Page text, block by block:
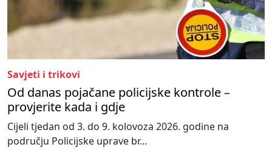
Savjeti i trikovi
Od danas pojačane policijske kontrole –
provjerite kada i gdje
Cijeli tjedan od 3. do 9. kolovoza 2026. godine na
području Policijske uprave br...